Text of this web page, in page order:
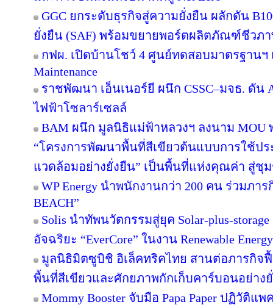
GGC ยกระดับธุรกิจสู่ความยั่งยืน ผลักดัน
ยั่งยืน (SAF) พร้อมขยายพอร์ตผลิตภัณฑ์ชีวภา
กฟผ. เปิดบ้านโชว์ 4 ศูนย์ทดสอบมาตรฐานฯ
Maintenance
ราชพัฒนา เอ็นเนอร์ยี ผนึก CSSC–มจธ. ดัน
ไฟฟ้าโซลาร์เซลล์
BAM ผนึก มูลนิธิแม่ฟ้าหลวงฯ ลงนาม MOU
“โครงการพัฒนาพื้นที่สีเขียวต้นแบบการใช้ป
แวดล้อมอย่างยั่งยืน” เป็นพื้นที่แห่งคุณค่า สู่ชุ
WP Energy นำพนักงานกว่า 200 คน ร่วมภาร
BEACH”
Solis นำทัพนวัตกรรมสู่ยุค Solar-plus-
อัจฉริยะ “EverCore” ในงาน Renewable
มูลนิธิมิตซูบิชิ อิเล็คทริคไทย สานต่อภารกิ
พื้นที่สีเขียวและศักยภาพกักเก็บคาร์บอนอย่าง
Mommy Booster จับมือ Papa Paper ปฏิวัติแ